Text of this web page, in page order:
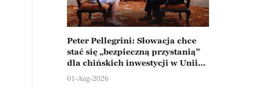
Peter Pellegrini: Słowacja chce
stać się „bezpieczną przystanią”
dla chińskich inwestycji w Unii
Europejskiej
01-Aug-2026